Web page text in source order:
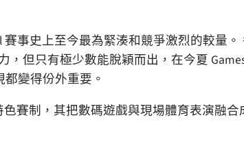
事史上至今最為緊湊和競爭激烈的較量。
，但只有極少數能脫穎而出，在今夏
變得份外重要。
賽制，其把數碼遊戲與現場體育表演融合